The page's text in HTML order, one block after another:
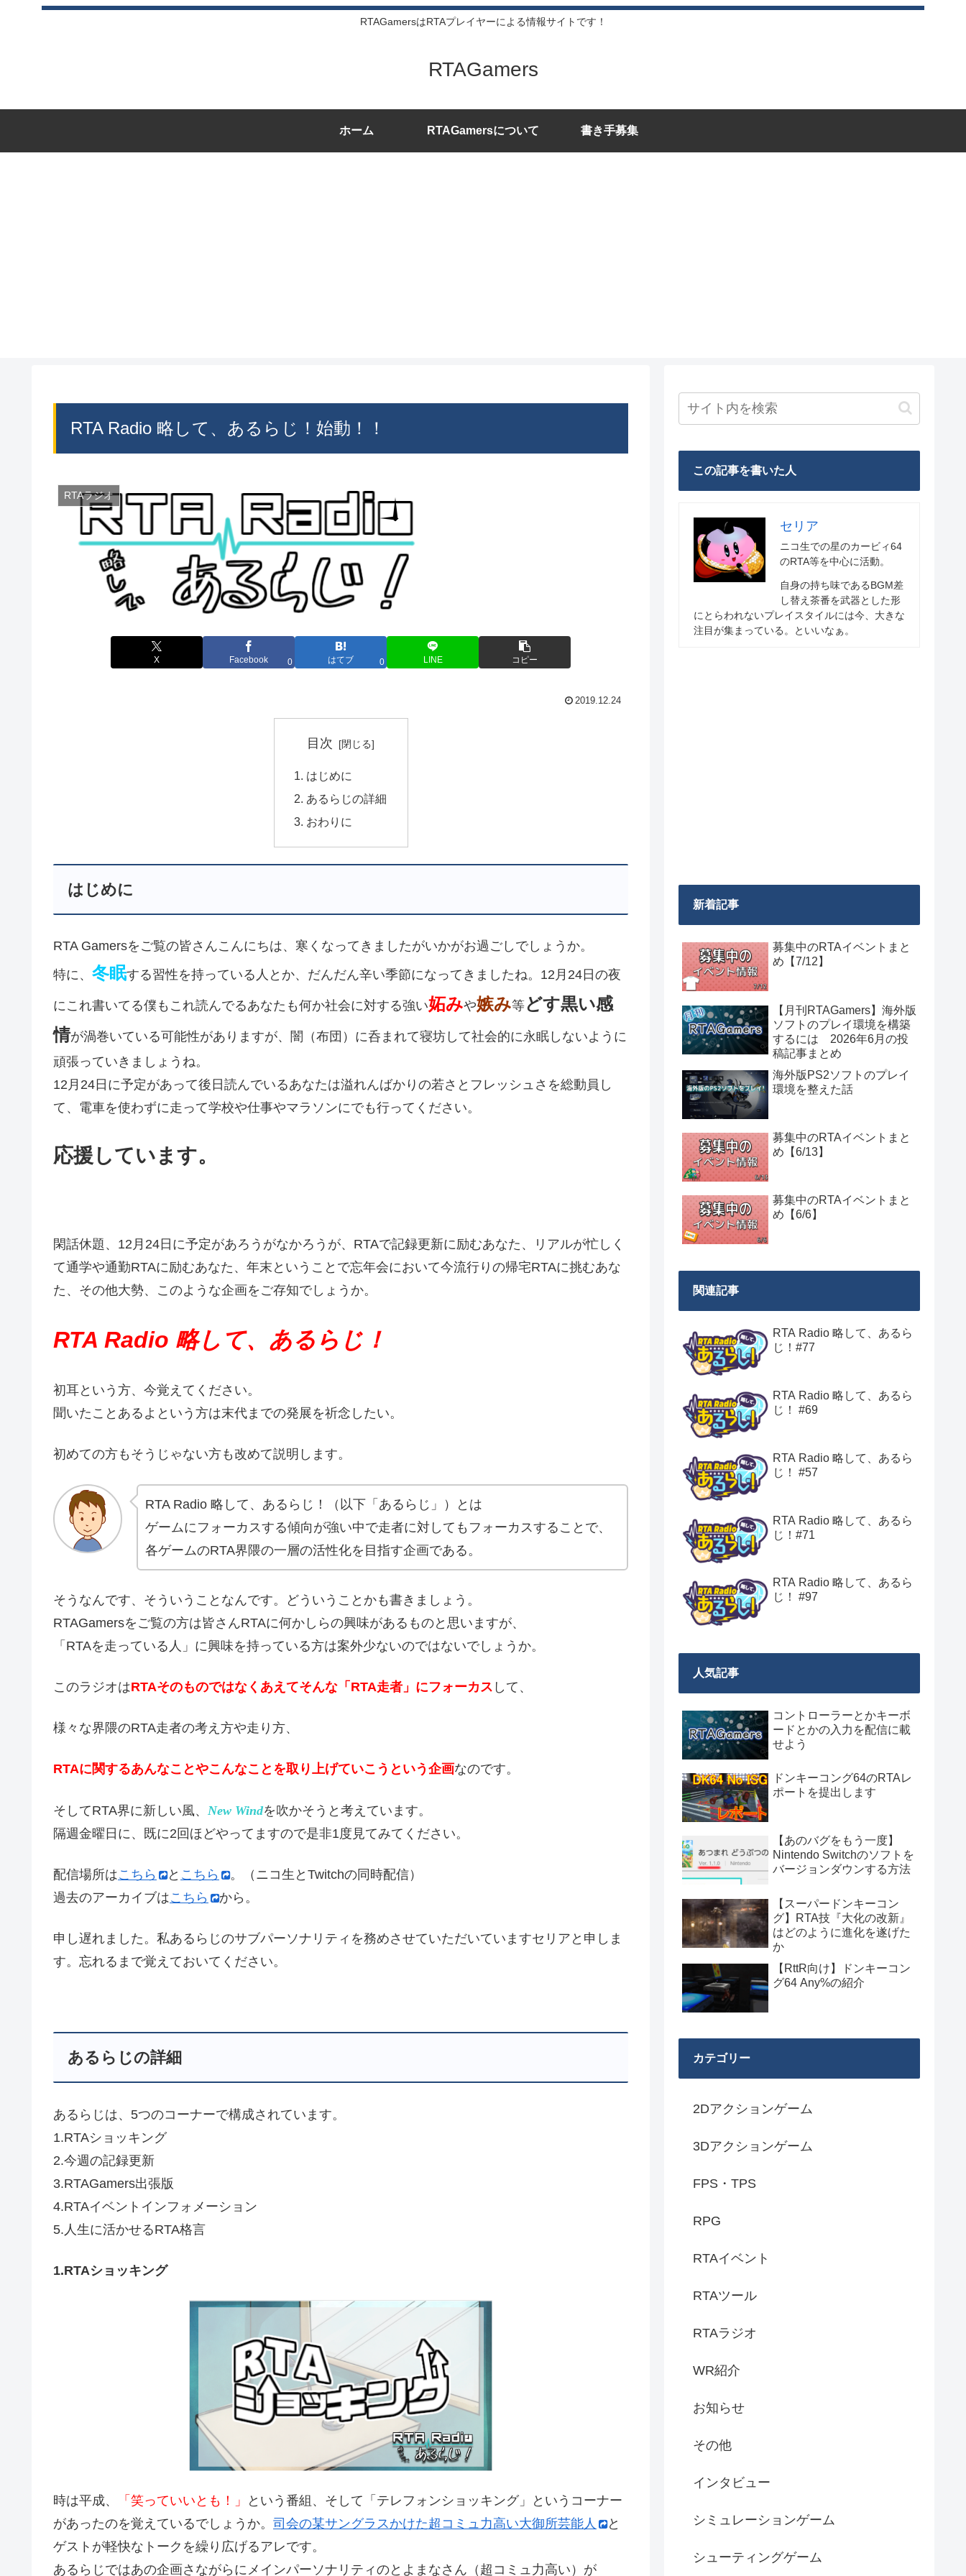
RTAGamersはRTAプレイヤーによる情報サイトです！
RTAGamers
ホーム RTAGamersについて 書き手募集
RTA Radio 略して、あるらじ！始動！！
RTAラジオ
X Facebook 0 はてブ 0 LINE コピー
2019.12.24
目次
はじめに
あるらじの詳細
おわりに
はじめに
RTA Gamersをご覧の皆さんこんにちは、寒くなってきましたがいかがお過ごしでしょうか。
特に、 冬眠する習性を持っている人とか、だんだん辛い季節になってきましたね。12月24日の夜
にこれ書いてる僕もこれ読んでるあなたも何か社会に対する強い妬みや嫉み等どす黒い感
情が渦巻いている可能性がありますが、闇（布団）に呑まれて寝坊して社会的に永眠しないように
頑張っていきましょうね。
12月24日に予定があって後日読んでいるあなたは溢れんばかりの若さとフレッシュさを総動員し
て、電車を使わずに走って学校や仕事やマラソンにでも行ってください。
応援しています。
閑話休題、12月24日に予定があろうがなかろうが、RTAで記録更新に励むあなた、リアルが忙しく
て通学や通勤RTAに励むあなた、年末ということで忘年会において今流行りの帰宅RTAに挑むあな
た、その他大勢、このような企画をご存知でしょうか。
RTA Radio 略して、あるらじ！
初耳という方、今覚えてください。
聞いたことあるよという方は末代までの発展を祈念したい。
初めての方もそうじゃない方も改めて説明します。
RTA Radio 略して、あるらじ！（以下「あるらじ」）とは
ゲームにフォーカスする傾向が強い中で走者に対してもフォーカスすることで、
各ゲームのRTA界隈の一層の活性化を目指す企画である。
そうなんです、そういうことなんです。どういうことかも書きましょう。
RTAGamersをご覧の方は皆さんRTAに何かしらの興味があるものと思いますが、
「RTAを走っている人」に興味を持っている方は案外少ないのではないでしょうか。
このラジオはRTAそのものではなくあえてそんな「RTA走者」にフォーカス して、
様々な界隈のRTA走者の考え方や走り方、
RTAに関するあんなことやこんなことを取り上げていこう という企画なのです。
そしてRTA界に新しい風、 New Windを吹かそうと考えています。
隔週金曜日に、既に2回ほどやってますので是非1度見てみてください。
配信場所はこちら と こちら
。（ニコ生とTwitchの同時配信）
過去のアーカイブはこちら から。
申し遅れました。私あるらじのサブパーソナリティを務めさせていただいていますセリアと申しま
す。忘れるまで覚えておいてください。
あるらじの詳細
あるらじは、5つのコーナーで構成されています。
1.RTAショッキング
2.今週の記録更新
3.RTAGamers出張版
4.RTAイベントインフォメーション
5.人生に活かせるRTA格言
1.RTAショッキング
時は平成、 「笑っていいとも！」
という番組、そして「テレフォンショッキング」というコーナー
があったのを覚えているでしょうか。 司会の某サングラスかけた超コミュ力高い大御所芸能人
と
ゲストが軽快なトークを繰り広げるアレです。
あるらじではあの企画さながらにメインパーソナリティのとよまなさん（超コミュ力高い）が
この記事を書いた人
セリア
ニコ生での星のカービィ64
のRTA等を中心に活動。
自身の持ち味であるBGM差
し替え茶番を武器とした形
にとらわれないプレイスタイルには今、大きな
注目が集まっている。といいなぁ。
新着記事
募集中のRTAイベントまと
め【7/12】
【月刊RTAGamers】海外版
ソフトのプレイ環境を構築
するには 2026年6月の投
稿記事まとめ
海外版PS2ソフトのプレイ
環境を整えた話
募集中のRTAイベントまと
め【6/13】
募集中のRTAイベントまと
め【6/6】
関連記事
RTA Radio 略して、あるら
じ！#77
RTA Radio 略して、あるら
じ！ #69
RTA Radio 略して、あるら
じ！ #57
RTA Radio 略して、あるら
じ！#71
RTA Radio 略して、あるら
じ！ #97
人気記事
コントローラーとかキーボ
ードとかの入力を配信に載
せよう
ドンキーコング64のRTAレ
ポートを提出します
【あのバグをもう一度】
Nintendo Switchのソフトを
バージョンダウンする方法
【スーパードンキーコン
グ】RTA技『大化の改新』
はどのように進化を遂げた
か
【RttR向け】ドンキーコン
グ64 Any%の紹介
カテゴリー
2Dアクションゲーム
3Dアクションゲーム
FPS・TPS
RPG
RTAイベント
RTAツール
RTAラジオ
WR紹介
お知らせ
その他
インタビュー
シミュレーションゲーム
シューティングゲーム